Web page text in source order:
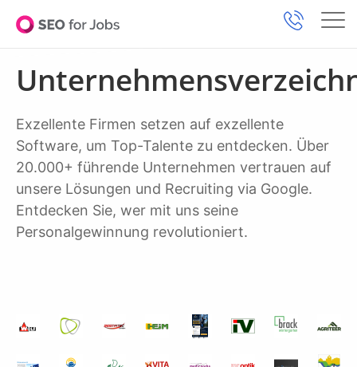
Exzellente Firmen setzen auf exzellente
Software, um Top-Talente zu entdecken. Über
20.000+ führende Unternehmen vertrauen auf
unsere Lösungen und Recruiting via Google.
Entdecken Sie, wer mit uns seine
Personalgewinnung revolutioniert.